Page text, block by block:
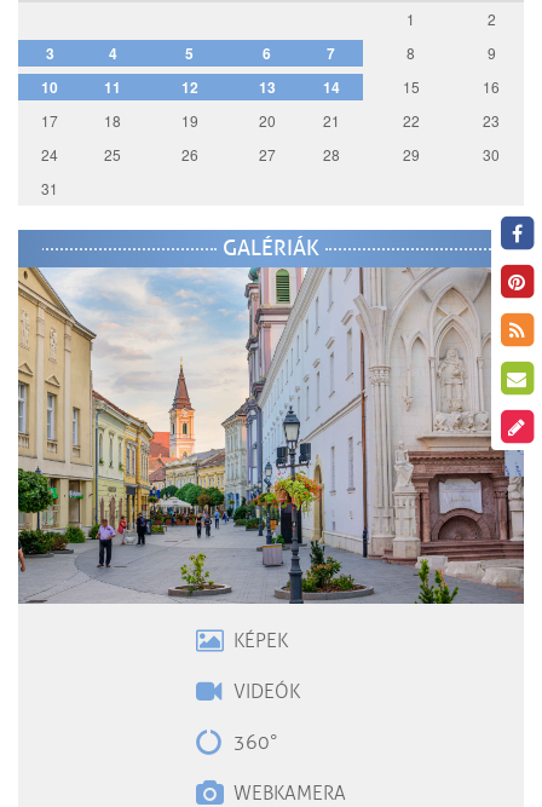
1 2
3 4 5 6 7 8 9
10 11 12 13 14 15
16
17
18 19 20 21 22
23
24
25 26 27 28 29
30
31
GALÉRIÁK
KÉPEK
VIDEÓK
360°
WEBKAMERA